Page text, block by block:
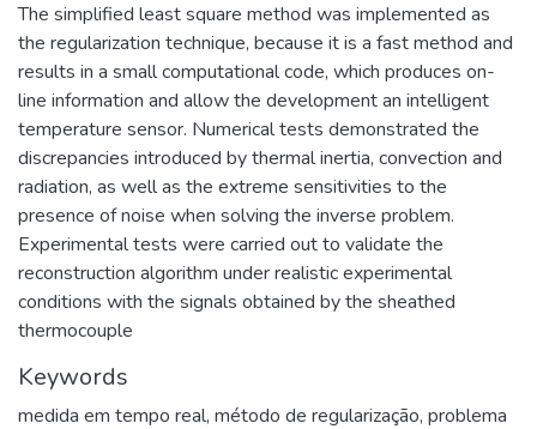
The simplified least square method was implemented as
the regularization technique, because it is a fast method and
results in a small computational code, which produces on-
line information and allow the development an intelligent
temperature sensor. Numerical tests demonstrated the
discrepancies introduced by thermal inertia, convection and
radiation, as well as the extreme sensitivities to the
presence of noise when solving the inverse problem.
Experimental tests were carried out to validate the
reconstruction algorithm under realistic experimental
conditions with the signals obtained by the sheathed
thermocouple
Keywords
medida em tempo real, método de regularização, problema